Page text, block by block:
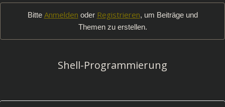
Du
hier:
Bitte Anmelden oder Registrieren, um Beiträge und
Themen zu erstellen.
Shell-Programmierung